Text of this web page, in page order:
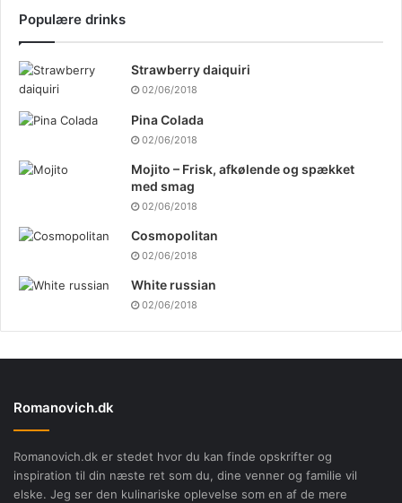
Populære drinks
Strawberry daiquiri
02/06/2018
Pina Colada
02/06/2018
Mojito – Frisk, afkølende og spækket
med smag
02/06/2018
Cosmopolitan
02/06/2018
White russian
02/06/2018
Romanovich.dk
Romanovich.dk er stedet hvor du kan finde opskrifter og
inspiration til din næste ret som du, dine venner og familie vil
elske. Jeg ser den kulinariske oplevelse som en af de mere